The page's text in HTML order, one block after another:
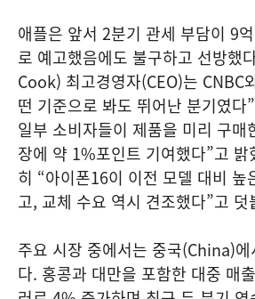
애플은 앞서 2분기 관세 부담이 9
로 예고했음에도 불구하고 선방했
Cook) 최고경영자(CEO)는 CNBC
떤 기준으로 봐도 뛰어난 분기였다
일부 소비자들이 제품을 미리 구매
장에 약 1%포인트 기여했다”고 밝
히 “아이폰16이 이전 모델 대비 높
고, 교체 수요 역시 견조했다”고 덧
주요 시장 중에서는 중국(China)
다. 홍콩과 대만을 포함한 대중 매